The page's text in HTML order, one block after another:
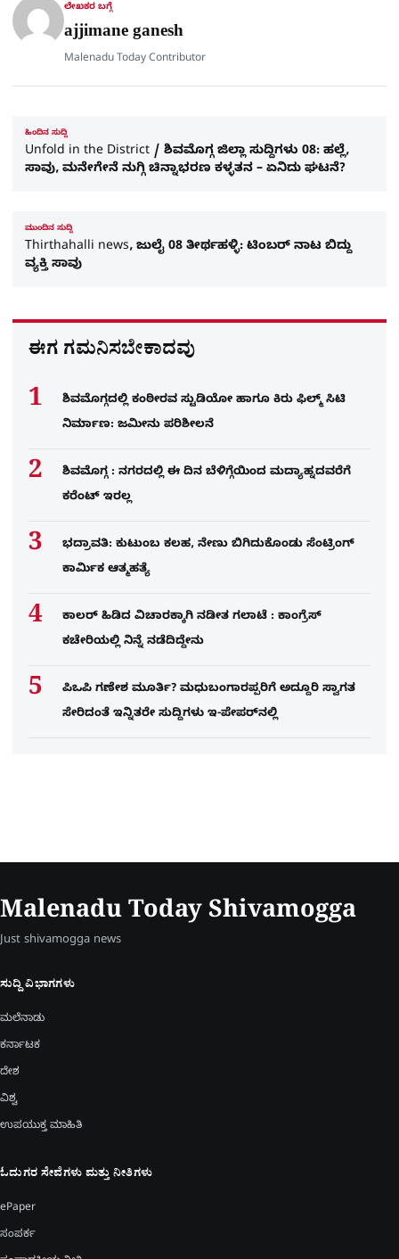
ಲೇಖಕರ ಬಗ್ಗೆ
ajjimane ganesh
Malenadu Today Contributor
ಹಿಂದಿನ ಸುದ್ದಿ
Unfold in the District / ಶಿವಮೊಗ್ಗ ಜಿಲ್ಲಾ ಸುದ್ದಿಗಳು 08: ಹಲ್ಲೆ,
ಸಾವು, ಮನೇಗೇನೆ ನುಗ್ಗಿ ಚಿನ್ನಾಭರಣ ಕಳ್ಳತನ – ಏನಿದು ಘಟನೆ?
ಮುಂದಿನ ಸುದ್ದಿ
Thirthahalli news, ಜುಲೈ 08 ತೀರ್ಥಹಳ್ಳಿ: ಟಿಂಬರ್‌ ನಾಟ ಬಿದ್ದು
ವ್ಯಕ್ತಿ ಸಾವು
ಈಗ ಗಮನಿಸಬೇಕಾದವು
ಶಿವಮೊಗ್ಗದಲ್ಲಿ ಕಂಠೀರವ ಸ್ಟುಡಿಯೋ ಹಾಗೂ ಕಿರು ಫಿಲ್ಮ್ ಸಿಟಿ
ನಿರ್ಮಾಣ: ಜಮೀನು ಪರಿಶೀಲನೆ
ಶಿವಮೊಗ್ಗ : ನಗರದಲ್ಲಿ ಈ ದಿನ ಬೆಳಿಗ್ಗೆಯಿಂದ ಮದ್ಯಾಹ್ನದವರೆಗೆ
ಕರೆಂಟ್​ ಇರಲ್ಲ
ಭದ್ರಾವತಿ: ಕುಟುಂಬ ಕಲಹ, ನೇಣು ಬಿಗಿದುಕೊಂಡು ಸೆಂಟ್ರಿಂಗ್​
ಕಾರ್ಮಿಕ ಆತ್ಮಹತ್ಯೆ
ಕಾಲರ್​​​ ಹಿಡಿದ ವಿಚಾರಕ್ಕಾಗಿ ನಡೀತ ಗಲಾಟೆ : ಕಾಂಗ್ರೆಸ್​
ಕಚೇರಿಯಲ್ಲಿ ನಿನ್ನೆ ನಡೆದಿದ್ದೇನು
ಪಿಒಪಿ ಗಣೇಶ ಮೂರ್ತಿ? ಮಧುಬಂಗಾರಪ್ಪರಿಗೆ ಅದ್ದೂರಿ ಸ್ವಾಗತ
ಸೇರಿದಂತೆ ಇನ್ನಿತರೇ ಸುದ್ದಿಗಳು ಇ-ಪೇಪರ್​ನಲ್ಲಿ
Malenadu Today Shivamogga
Just shivamogga news
ಸುದ್ದಿ ವಿಭಾಗಗಳು
ಮಲೆನಾಡು
ಕರ್ನಾಟಕ
ದೇಶ
ವಿಶ್ವ
ಉಪಯುಕ್ತ ಮಾಹಿತಿ
ಓದುಗರ ಸೇವೆಗಳು ಮತ್ತು ನೀತಿಗಳು
ePaper
ಸಂಪರ್ಕ